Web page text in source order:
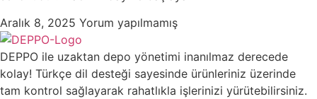
Aralık 8, 2025 Yorum yapılmamış
DEPPO ile uzaktan depo yönetimi inanılmaz derecede
kolay! Türkçe dil desteği sayesinde ürünleriniz üzerinde
tam kontrol sağlayarak rahatlıkla işlerinizi yürütebilirsiniz.